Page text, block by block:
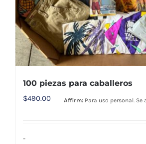
100 piezas para caballeros
$490.00 Affirm: Para uso personal.
-